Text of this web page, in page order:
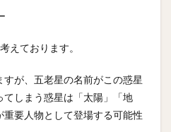
えております。
すが、五老星の名前がこの惑星
しまう惑星は「太陽」「地
要人物として登場する可能性